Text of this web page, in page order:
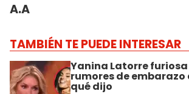
A.A
TAMBIÉN TE PUEDE INTERESAR
Yanina Latorre
rumores de embarazo
qué dijo